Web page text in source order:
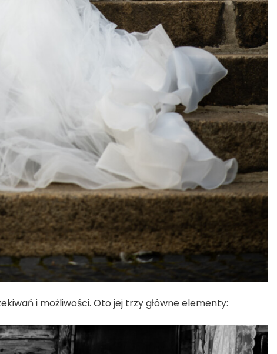
i możliwości. Oto jej trzy główne elementy: